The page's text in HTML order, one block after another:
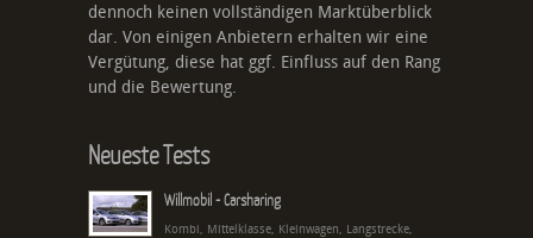
dennoch keinen vollständigen Marktüberblick
dar. Von einigen Anbietern erhalten wir eine
Vergütung, diese hat ggf. Einfluss auf den Rang
und die Bewertung.
Neueste Tests
Willmobil - Carsharing
Kombi, Mittelklasse, Kleinwagen, Langstrecke,